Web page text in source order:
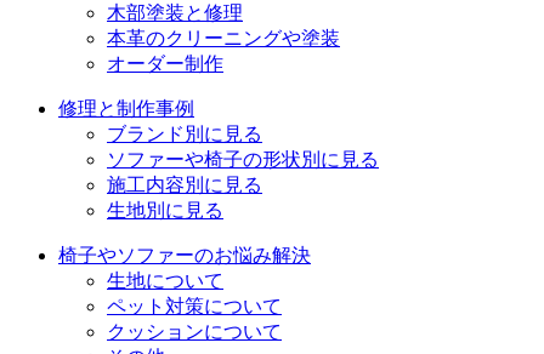
木部塗装と修理
本革のクリーニングや塗装
オーダー制作
修理と制作事例
ブランド別に見る
ソファーや椅子の形状別に見る
施工内容別に見る
生地別に見る
椅子やソファーのお悩み解決
生地について
ペット対策について
クッションについて